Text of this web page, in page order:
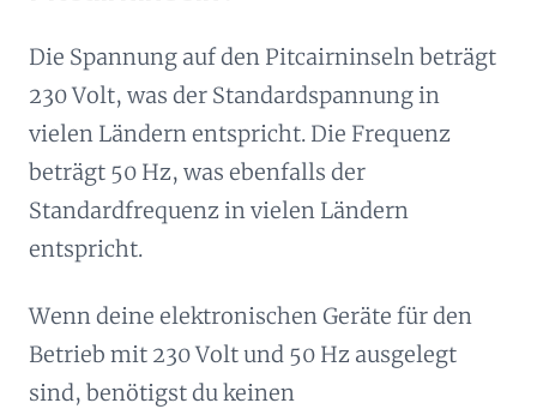
Die Spannung auf den Pitcairninseln beträgt
230 Volt, was der Standardspannung in
vielen Ländern entspricht. Die Frequenz
beträgt 50 Hz, was ebenfalls der
Standardfrequenz in vielen Ländern
entspricht.
Wenn deine elektronischen Geräte für den
Betrieb mit 230 Volt und 50 Hz ausgelegt
sind, benötigst du keinen